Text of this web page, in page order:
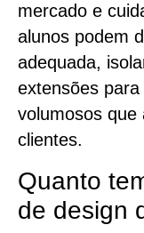
mercado e
alunos podem
adequada,
extensões
volumosos que
clientes.
Quanto
de design